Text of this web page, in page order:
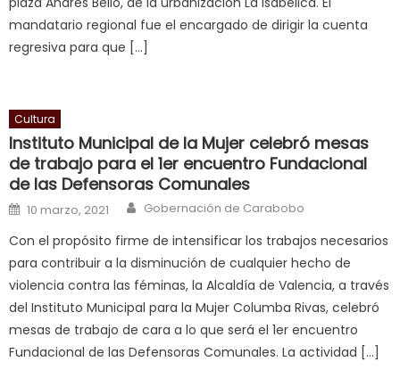
न
ह
क
च
त
क
स
आपक
पस
द,
sexy
bbw
milf
mandatario regional fue el encargado de dirigir la cuenta
regresiva para que […]
Cultura
Instituto Municipal de la Mujer celebró mesas
de trabajo para el 1er encuentro Fundacional
de las Defensoras Comunales
Posted on
10 marzo, 2021 Author
Gobernación de Carabobo
Con el propósito firme de intensificar los trabajos necesarios
para contribuir a la disminución de cualquier hecho de
violencia contra las féminas, la Alcaldía de Valencia, a través
del Instituto Municipal para la Mujer Columba Rivas, celebró
mesas de trabajo de cara a lo que será el 1er encuentro
Fundacional de las Defensoras Comunales. La actividad […]